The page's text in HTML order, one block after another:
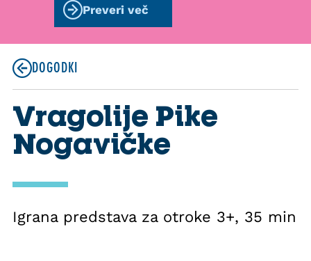
Preveri več
DOGODKI
Vragolije Pike
Nogavičke
Igrana predstava za otroke 3+, 35 min